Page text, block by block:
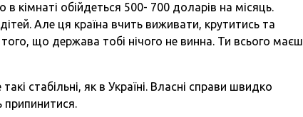
в кімнаті обійдеться 500- 700 доларів на місяць.
Але ця країна вчить виживати, крутитись та
що держава тобі нічого не винна. Ти всього маєш
стабільні, як в Україні. Власні справи швидко
припинитися.